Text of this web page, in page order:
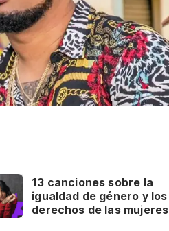
13 canciones sobre la
igualdad de género y los
derechos de las mujeres